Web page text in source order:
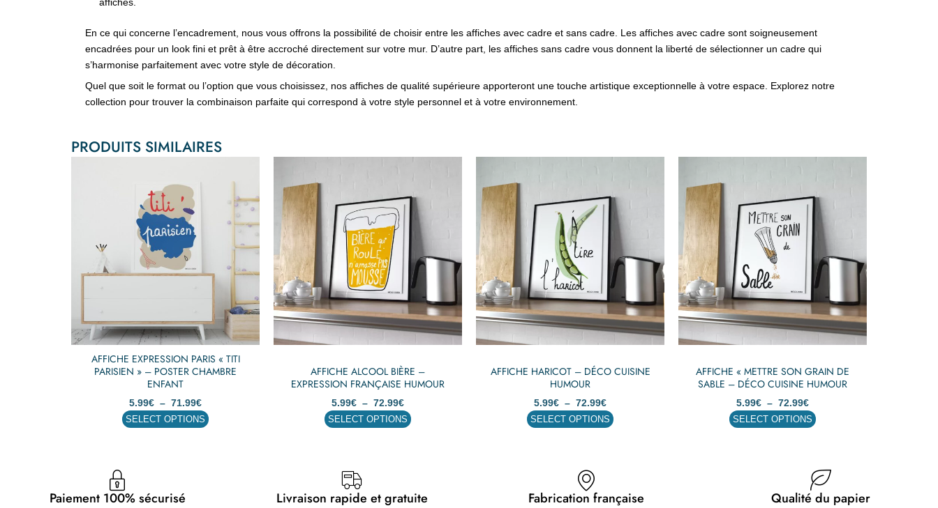
affiches.
En ce qui concerne l’encadrement, nous vous offrons la possibilité de choisir entre les affiches avec cadre et sans cadre. Les affiches avec cadre sont soigneusement
encadrées pour un look fini et prêt à être accroché directement sur votre mur. D’autre part, les affiches sans cadre vous donnent la liberté de sélectionner un cadre qui
s’harmonise parfaitement avec votre style de décoration.
Quel que soit le format ou l’option que vous choisissez, nos affiches de qualité supérieure apporteront une touche artistique exceptionnelle à votre espace. Explorez notre
collection pour trouver la combinaison parfaite qui correspond à votre style personnel et à votre environnement.
PRODUITS SIMILAIRES
AFFICHE EXPRESSION PARIS « TITI
PARISIEN » – POSTER CHAMBRE
ENFANT
5.99€ – 71.99€
71.99€
SELECT OPTIONS
a
plusieurs
variations.
options
peuvent
sur
la
page
du
produit
AFFICHE ALCOOL BIÈRE –
EXPRESSION FRANÇAISE HUMOUR
5.99€ – 72.99€
5.99€
à
72.99€
SELECT OPTIONS
plusieurs
variations.
Les
options
peuvent
être
choisies
sur
du
produit
AFFICHE HARICOT – DÉCO CUISINE
HUMOUR
5.99€ – 72.99€
prix :
5.99€
à
72.99€
SELECT OPTIONS
plusieurs
variations.
Les
options
peuvent
être
choisies
sur
du
produit
AFFICHE « METTRE SON GRAIN DE
SABLE – DÉCO CUISINE HUMOUR
5.99€ – 72.99€
5.99€
à
72.99€
SELECT OPTIONS
plusieurs
variations.
Les
options
peuvent
être
choisies
sur
la
du
produit
Paiement 100% sécurisé Livraison rapide et gratuite Fabrication française Qualité du papier